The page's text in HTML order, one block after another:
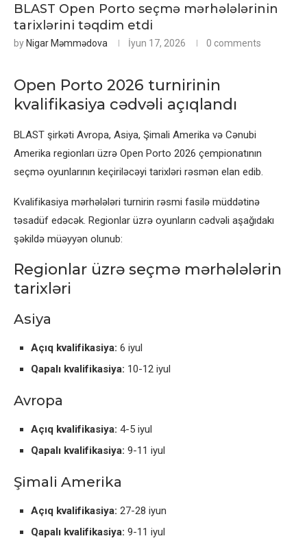
BLAST Open Porto seçmə mərhələlərinin
tarixlərini təqdim etdi
by Nigar Məmmədova İyun 17, 2026 0 comments
Open Porto 2026 turnirinin
kvalifikasiya cədvəli açıqlandı
BLAST şirkəti Avropa, Asiya, Şimali Amerika və Cənubi
Amerika regionları üzrə Open Porto 2026 çempionatının
seçmə oyunlarının keçiriləcəyi tarixləri rəsmən elan edib.
Kvalifikasiya mərhələləri turnirin rəsmi fasilə müddətinə
təsadüf edəcək. Regionlar üzrə oyunların cədvəli aşağıdakı
şəkildə müəyyən olunub:
Regionlar üzrə seçmə mərhələlərin
tarixləri
Asiya
Açıq kvalifikasiya: 6 iyul
Qapalı kvalifikasiya: 10-12 iyul
Avropa
Açıq kvalifikasiya: 4-5 iyul
Qapalı kvalifikasiya: 9-11 iyul
Şimali Amerika
Açıq kvalifikasiya: 27-28 iyun
Qapalı kvalifikasiya: 9-11 iyul